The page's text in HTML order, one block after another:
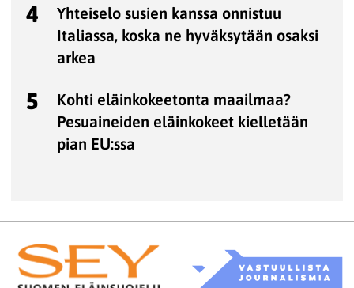
4
Yhteiselo susien kanssa onnistuu
Italiassa, koska ne hyväksytään osaksi
arkea
5
Kohti eläinkokeetonta maailmaa?
Pesuaineiden eläinkokeet kielletään
pian EU:ssa